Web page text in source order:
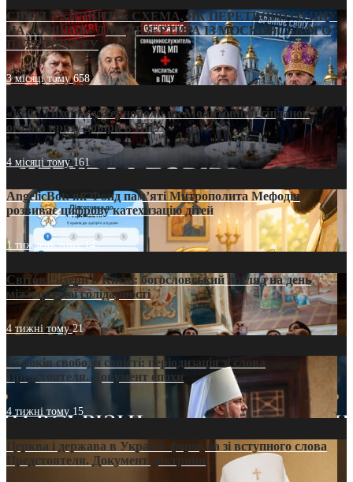
СВЯТІ УХИЛЯНТИ: СХЕМА, ЯК ПЕРЕТВОРИТИ ПЦУ
НА «ОФШОР» ДЛЯ ДЕЗЕРТИРА ІЗ МОСКОВСЬКОГО
ПАТРІАРХАТУ
3 місяці тому658
«Кейс Тихона» у Тернополі: як Молитовний сніданок
оголив кризу довіри в ПЦУ
4 місяці тому161
AngelicBot: як Фонд пам’яті Митрополита Мефодія
розвиває цифрову катехизацію дітей
1 тиждень тому14
Світові лідери в Києві: богословський погляд на день
міжнародної солідарності
4 тижні тому21
35 років свободи совісті: періодизація зі слова
Предстоятеля. Документ епохи
4 тижні тому 15
Церква і держава в Україні: формула зі вступного слова
Предстоятеля. Документ доктрини